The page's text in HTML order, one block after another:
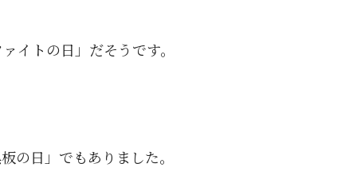
イトの日」だそうです。
の日」でもありました。